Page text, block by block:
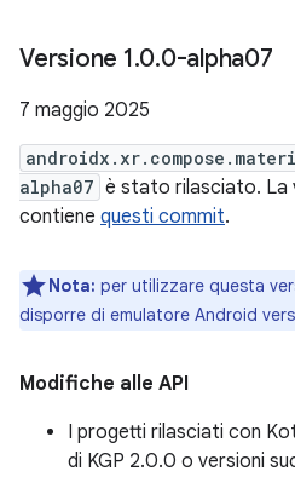
Versione 1.0.0-alpha07
7 maggio 2025
alpha07 è stato rilasciato. La
contiene questi commit.
Nota: per utilizzare questa
disporre di emulatore Android
Modifiche alle API
I progetti rilasciati con
di KGP 2.0.0 o versioni